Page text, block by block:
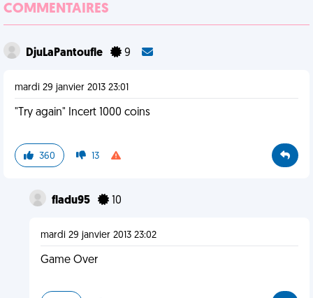
COMMENTAIRES
DjuLaPantoufle 9
mardi 29 janvier 2013 23:01
"Try again" Incert 1000 coins
360 13
fladu95 10
mardi 29 janvier 2013 23:02
Game Over